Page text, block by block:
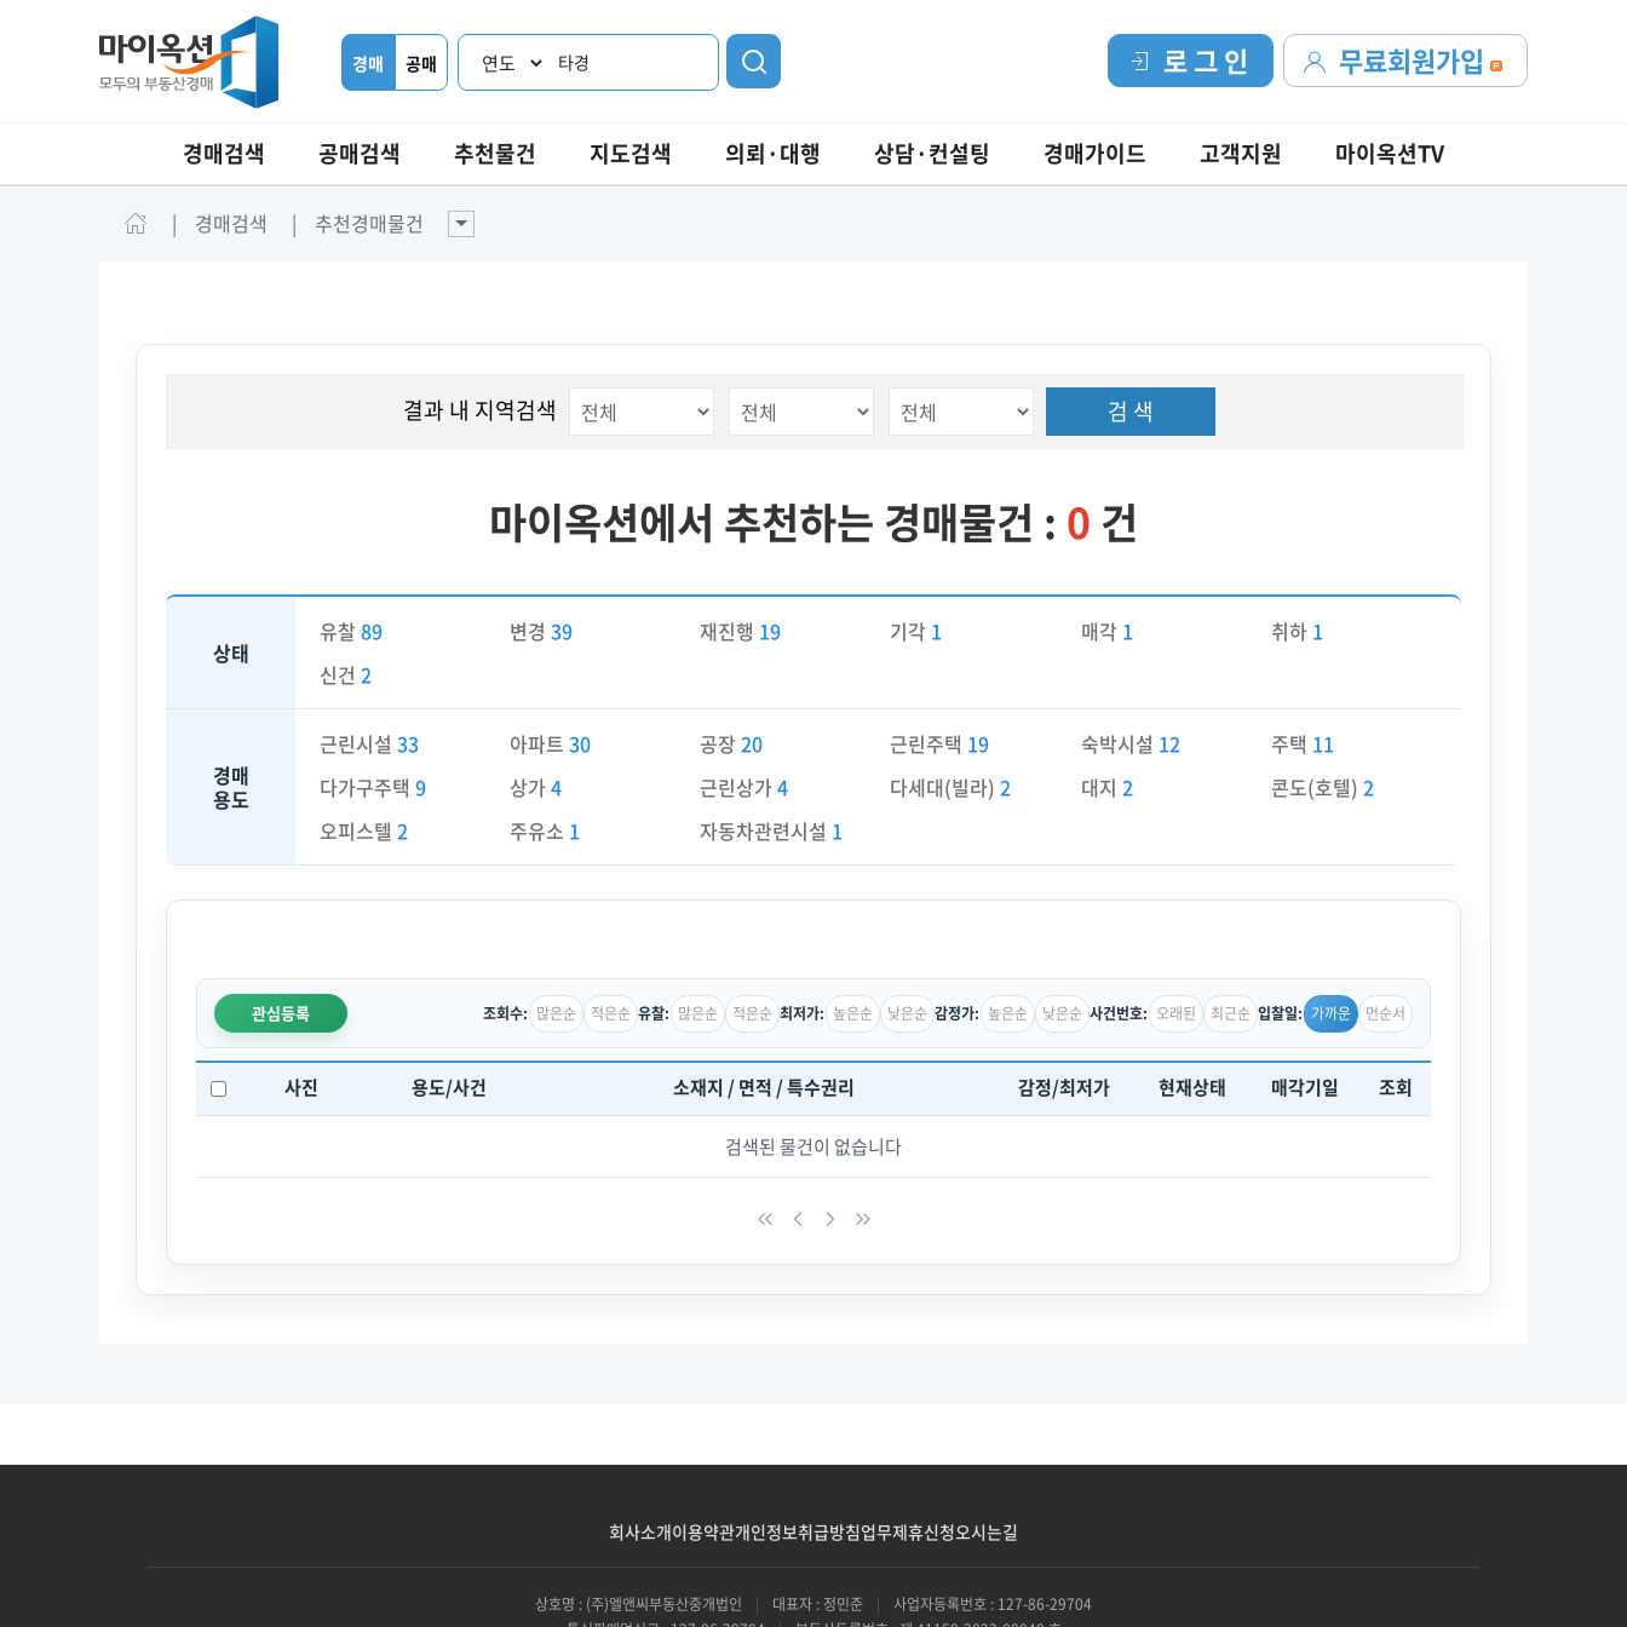
경매 공매 타경 무료회원가입
로 그 인
경매검색 공매검색 추천물건 지도검색 의뢰·대행 상담·컨설팅 경매가이드 고객지원 마이옥션TV
경매검색 추천경매물건
결과 내 지역검색 검 색
마이옥션에서 추천하는 경매물건 : 0 건
상태
유찰 89 변경39 재진행 19 기각 1 매각 1 취하 1
신건 2
경매
용도
근린시설 33 아파트30 공장20 근린주택 19 숙박시설 12 주택 11
다가구주택 9 상가4 근린상가4 다세대(빌라)2 대지 2 콘도(호텔) 2
오피스텔 2 주유소 1 자동차관련시설 1
관심등록 조회수: 많은순 적은순 유찰: 많은순 적은순 최저가: 높은순 낮은순 감정가: 높은순 낮은순 사건번호: 오래된 최근순 입찰일: 가까운 먼순서
사진 용도/사건 소재지 / 면적 / 특수권리 감정/최저가 현재상태 매각기일 조회
검색된 물건이 없습니다
회사소개이용약관개인정보취급방침업무제휴신청오시는길
상호명 : (주)엘앤씨부동산중개법인 | 대표자 : 정민준 |
사업자등록번호 : 127-86-29704